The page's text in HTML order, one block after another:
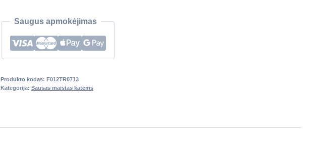
Saugus apmokėjimas
Produkto kodas: F012TR0713
Kategorija: Sausas maistas katėms